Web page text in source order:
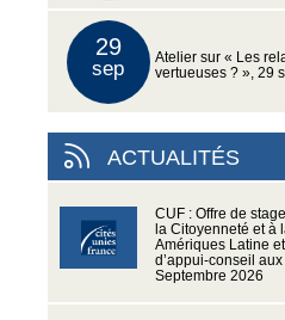
29
sep
Atelier sur « Les
vertueuses ? », 29
ACTUALITÉS
CUF : Offre de
la Citoyenneté et à
Amériques Latine
d’appui-conseil
Septembre 2026